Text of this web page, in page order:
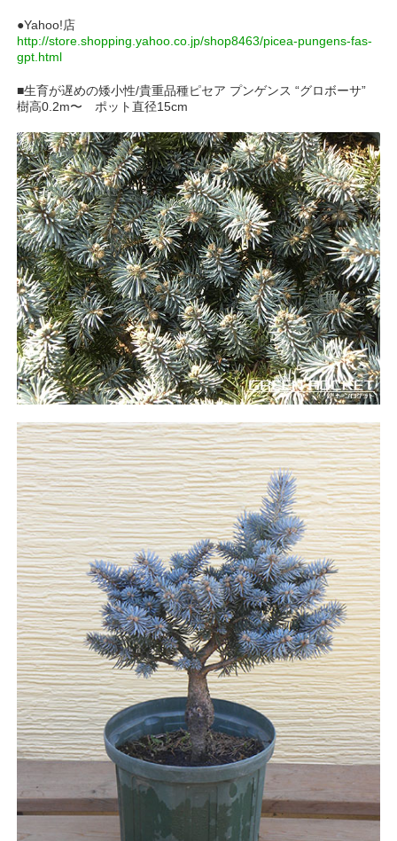
●Yahoo!店
http://store.shopping.yahoo.co.jp/shop8463/picea-pungens-fas-
gpt.html
■生育が遅めの矮小性/貴重品種ピセア プンゲンス “グロボーサ”
樹高0.2m〜 ポット直径15cm